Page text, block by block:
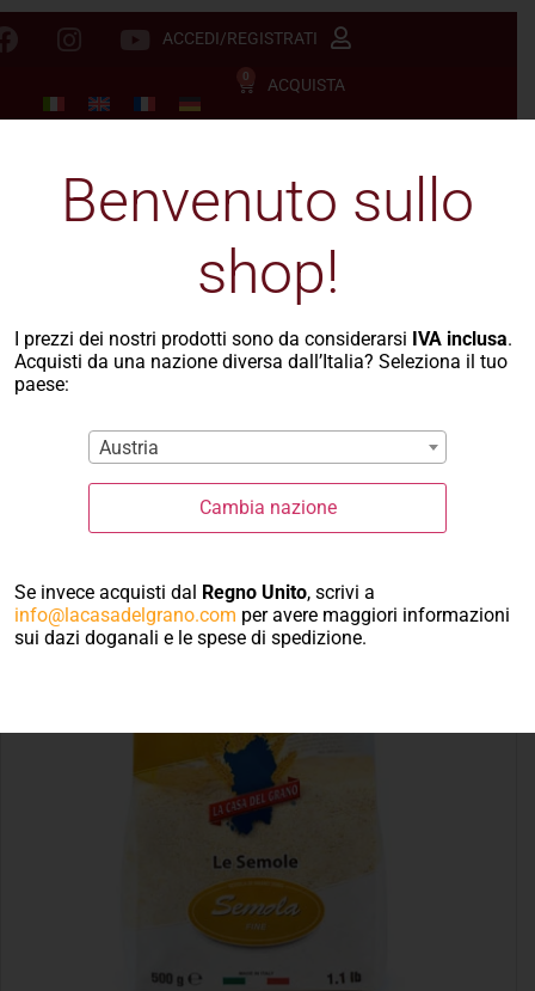
ACCEDI/REGISTRATI
0 ACQUISTA
-Le Semole- Semola fine
Benvenuto sullo
shop!
I prezzi dei nostri prodotti sono da considerarsi IVA inclusa.
Acquisti da una nazione diversa dall’Italia? Seleziona il tuo
paese:
Austria
Cambia nazione
Se invece acquisti dal Regno Unito, scrivi a
info@lacasadelgrano.com per avere maggiori informazioni
sui dazi doganali e le spese di spedizione.